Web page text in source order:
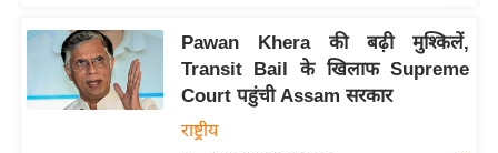
Pawan Khera की बढ़ी मुश्किलें,
Transit Bail के खिलाफ Supreme
Court पहुंची Assam सरकार
राष्ट्रीय